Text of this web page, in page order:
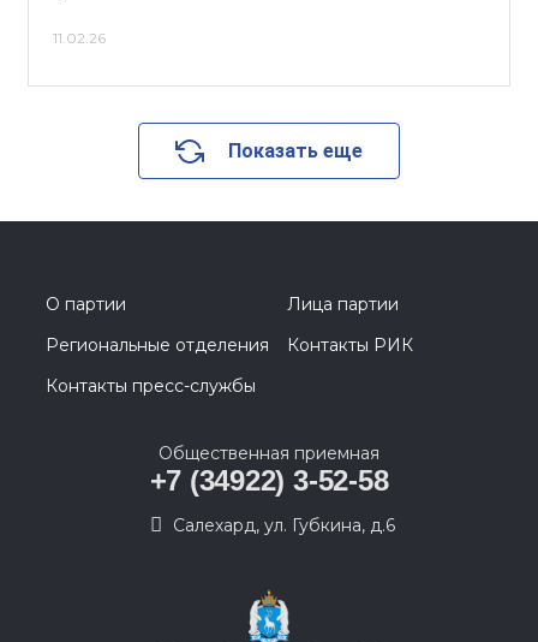
11.02.26
Показать еще
О партии
Лица партии
Региональные отделения
Контакты РИК
Контакты пресс-службы
Общественная приемная
+7 (34922) 3-52-58
Салехард, ул. Губкина, д.6